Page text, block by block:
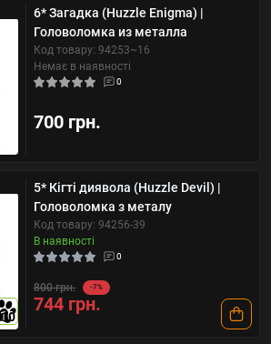
6* Загадка (Huzzle Enigma) |
Головоломка из металла
Код товару: 94253~16
Немає в наявності
0
700 грн.
10
5* Кігті диявола (Huzzle Devil) |
Головоломка з металу
Код товару: 94256-39
В наявності
0
800 грн. -7%
744 грн.